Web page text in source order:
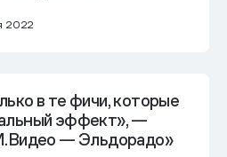
2022
в те фичи, которые
эффект», —
— Эльдорадо»